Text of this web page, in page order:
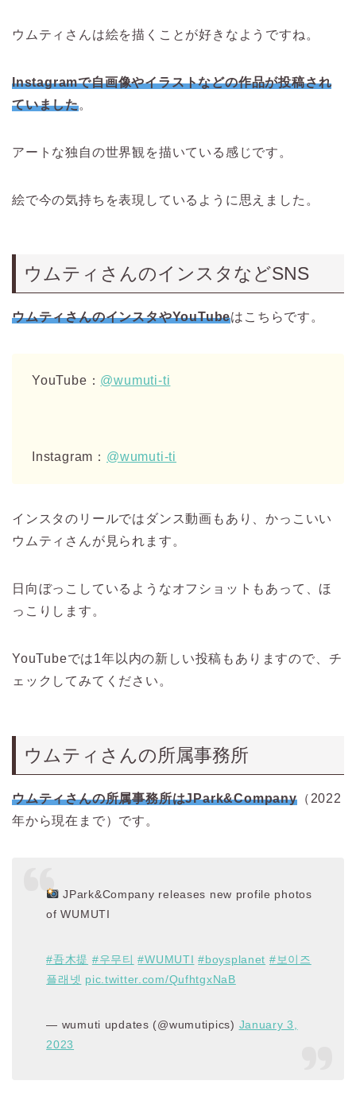
ウムティさんは絵を描くことが好きなようですね。
Instagramで自画像やイラストなどの作品が投稿され
ていました。
アートな独自の世界観を描いている感じです。
絵で今の気持ちを表現しているように思えました。
ウムティさんのインスタなどSNS
ウムティさんのインスタやYouTubeはこちらです。
YouTube： @wumuti-ti
Instagram： @wumuti-ti
インスタのリールではダンス動画もあり、かっこいい
ウムティさんが見られます。
日向ぼっこしているようなオフショットもあって、ほ
っこりします。
YouTubeでは1年以内の新しい投稿もありますので、チ
ェックしてみてください。
ウムティさんの所属事務所
ウムティさんの所属事務所はJPark&Company（2022
年から現在まで）です。
JPark&Company releases new profile photos
of WUMUTI
#吾木提 #우무티 #WUMUTI #boysplanet #보이즈
플래넷 pic.twitter.com/QufhtgxNaB
— wumuti updates (@wumutipics) January 3,
2023